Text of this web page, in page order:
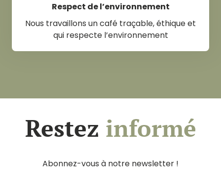
Respect de l’environnement
Nous travaillons un café traçable, éthique et
qui respecte l’environnement
Restez informé
Abonnez-vous à notre newsletter !